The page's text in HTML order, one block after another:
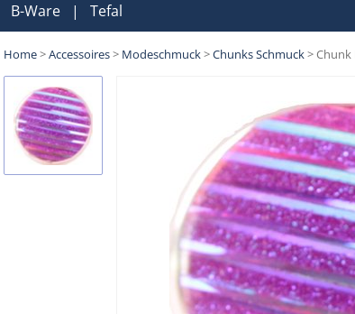
B-Ware | Tefal
Home>Accessoires> Modeschmuck>Chunks Schmuck>